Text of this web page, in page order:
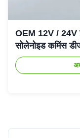
OEM 12V / 24V
सोलेनोइड कमिंस